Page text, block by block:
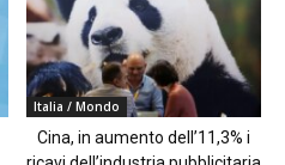
Italia / Mondo
Cina, in aumento dell’11,3% i